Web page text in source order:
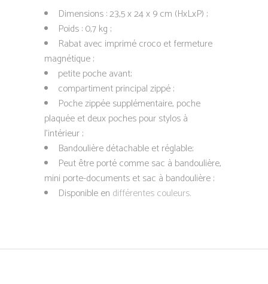
Dimensions : 23,5 x 24 x 9 cm (HxLxP) ;
Poids : 0,7 kg ;
Rabat avec imprimé croco et fermeture
magnétique ;
petite poche avant;
compartiment principal zippé ;
Poche zippée supplémentaire, poche
plaquée et deux poches pour stylos à
l’intérieur ;
Bandoulière détachable et réglable;
Peut être porté comme sac à bandoulière,
mini porte-documents et sac à bandoulière ;
Disponible en différentes couleurs.